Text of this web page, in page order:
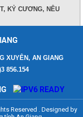
KỶ CƯƠNG, NÊU
MẸ (1 – 7/8/2024)
chữa bệnh (sửa đổi)
XUYÊN, AN GIANG
856.154
Reserved . Designed by